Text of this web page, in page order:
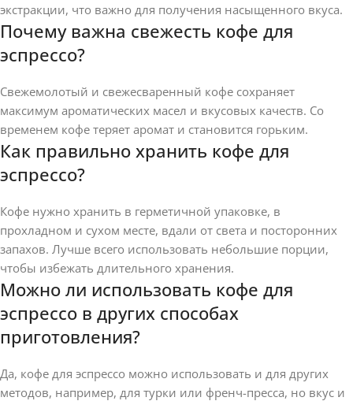
экстракции, что важно для получения насыщенного вкуса.
Почему важна свежесть кофе для
эспрессо?
Свежемолотый и свежесваренный кофе сохраняет
максимум ароматических масел и вкусовых качеств. Со
временем кофе теряет аромат и становится горьким.
Как правильно хранить кофе для
эспрессо?
Кофе нужно хранить в герметичной упаковке, в
прохладном и сухом месте, вдали от света и посторонних
запахов. Лучше всего использовать небольшие порции,
чтобы избежать длительного хранения.
Можно ли использовать кофе для
эспрессо в других способах
приготовления?
Да, кофе для эспрессо можно использовать и для других
методов, например, для турки или френч-пресса, но вкус и